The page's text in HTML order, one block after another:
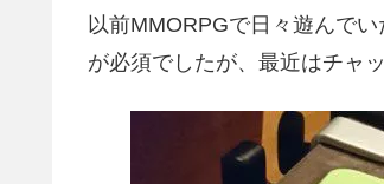
以前MMORPGで日々遊んで
が必須でしたが、最近はチャ